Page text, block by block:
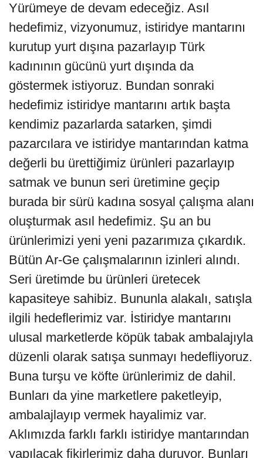
Yürümeye de devam edeceğiz. Asıl
hedefimiz, vizyonumuz, istiridye mantarını
kurutup yurt dışına pazarlayıp Türk
kadınının gücünü yurt dışında da
göstermek istiyoruz. Bundan sonraki
hedefimiz istiridye mantarını artık başta
kendimiz pazarlarda satarken, şimdi
pazarcılara ve istiridye mantarından katma
değerli bu ürettiğimiz ürünleri pazarlayıp
satmak ve bunun seri üretimine geçip
burada bir sürü kadına sosyal çalışma alanı
oluşturmak asıl hedefimiz. Şu an bu
ürünlerimizi yeni yeni pazarımıza çıkardık.
Bütün Ar-Ge çalışmalarının izinleri alındı.
Seri üretimde bu ürünleri üretecek
kapasiteye sahibiz. Bununla alakalı, satışla
ilgili hedeflerimiz var. İstiridye mantarını
ulusal marketlerde köpük tabak ambalajıyla
düzenli olarak satışa sunmayı hedefliyoruz.
Buna turşu ve köfte ürünlerimiz de dahil.
Bunları da yine marketlere paketleyip,
ambalajlayıp vermek hayalimiz var.
Aklımızda farklı farklı istiridye mantarından
yapılacak fikirlerimiz daha duruyor. Bunları